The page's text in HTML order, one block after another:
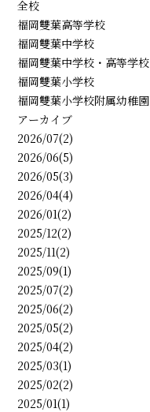
全校
福岡雙葉高等学校
福岡雙葉中学校
福岡雙葉中学校・高等学校
福岡雙葉小学校
福岡雙葉小学校附属幼稚園
アーカイブ
2026/07(2)
2026/06(5)
2026/05(3)
2026/04(4)
2026/01(2)
2025/12(2)
2025/11(2)
2025/09(1)
2025/07(2)
2025/06(2)
2025/05(2)
2025/04(2)
2025/03(1)
2025/02(2)
2025/01(1)